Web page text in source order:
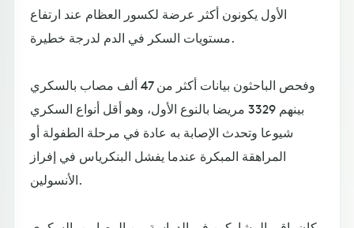
الأول يكونون أكثر عرضة لكسور العظام عند ارتفاع
مستويات السكر في الدم لدرجة خطيرة.
وفحص الباحثون بيانات أكثر من 47 ألف مصاب بالسكري
بينهم 3329 مريضا بالنوع الأول، وهو أقل أنواع السكري
شيوعا وتحدث الإصابة به عادة في مرحلة الطفولة أو
المراهقة المبكرة عندما يفشل البنكرياس في إفراز
الأنسولين.